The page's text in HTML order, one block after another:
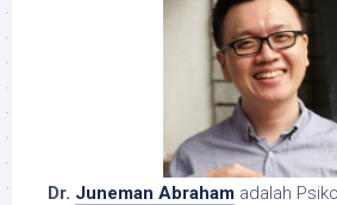
Dr. Juneman Abraham adalah